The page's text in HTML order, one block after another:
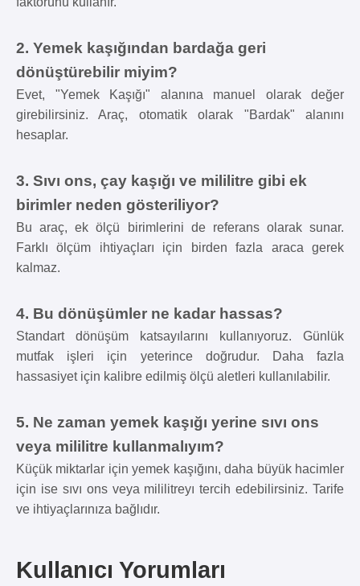
2. Yemek kaşığından bardağa geri
dönüştürebilir miyim?
Evet, "Yemek Kaşığı" alanına manuel olarak değer
girebilirsiniz. Araç, otomatik olarak "Bardak" alanını
hesaplar.
3. Sıvı ons, çay kaşığı ve mililitre gibi ek
birimler neden gösteriliyor?
Bu araç, ek ölçü birimlerini de referans olarak sunar.
Farklı ölçüm ihtiyaçları için birden fazla araca gerek
kalmaz.
4. Bu dönüşümler ne kadar hassas?
Standart dönüşüm katsayılarını kullanıyoruz. Günlük
mutfak işleri için yeterince doğrudur. Daha fazla
hassasiyet için kalibre edilmiş ölçü aletleri kullanılabilir.
5. Ne zaman yemek kaşığı yerine sıvı ons
veya mililitre kullanmalıyım?
Küçük miktarlar için yemek kaşığını, daha büyük hacimler
için ise sıvı ons veya mililitreyı tercih edebilirsiniz. Tarife
ve ihtiyaçlarınıza bağlıdır.
Kullanıcı Yorumları